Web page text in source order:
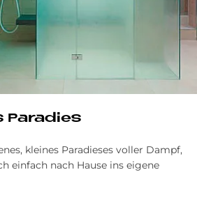
Paradies
kleines Paradieses voller Dampf,
einfach nach Hause ins eigene